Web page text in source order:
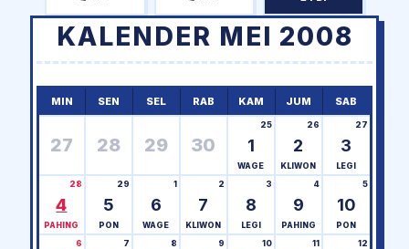
KALENDER MEI 2008
MIN SEN SEL RAB KAM JUM SAB
27 28 29 30 1
25
WAGE
2
26
KLIWON
3
27
LEGI
4
28
PAHING
5
29
PON
6
1
WAGE
7
2
KLIWON
8
3
LEGI
9
4
PAHING
10
5
PON
6 7 8 9 10 11 12